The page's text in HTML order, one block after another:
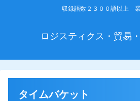
収録語数２３００語以上
ロジスティクス・貿易
タイムバケット